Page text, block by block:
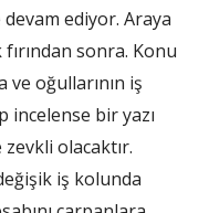
ediyor. Araya
sonra. Konu
ve oğullarının iş
incelense bir yazı
olacaktır.
iş kolunda